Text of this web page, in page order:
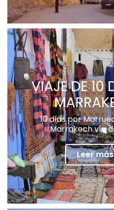
VIAJE DE 10
10 días por
Marrakech vía
Leer más